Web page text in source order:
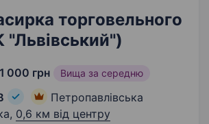
торговельного
000 грн Вища за середню
Петропавлівська
0,6 км від центру